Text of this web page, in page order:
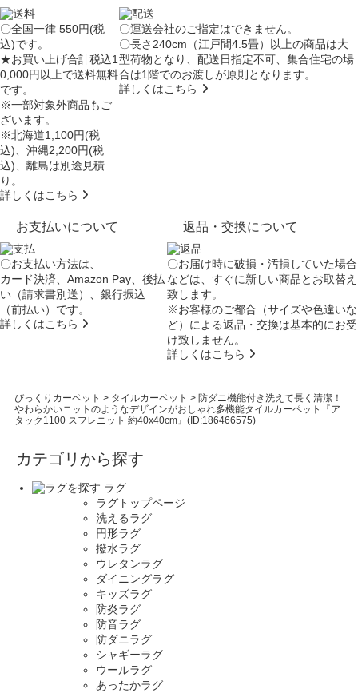
〇全国一律 550円(税
込)です。
★お買い上げ合計税込1
0,000円以上で送料無料
です。
※一部対象外商品もご
ざいます。
※北海道1,100円(税
込)、沖縄2,200円(税
込)、離島は別途見積
り。
詳しくはこちら
〇運送会社のご指定はできません。
〇長さ240cm（江戸間4.5畳）以上の商品は大
型荷物となり、配送日指定不可、集合住宅の場
合は1階でのお渡しが原則となります。
詳しくはこちら
お支払いについて
〇お支払い方法は、
カード決済、Amazon Pay、後払
い（請求書別送）、銀行振込
（前払い）です。
詳しくはこちら
返品・交換について
〇お届け時に破損・汚損していた場合
などは、すぐに新しい商品とお取替え
致します。
※お客様のご都合（サイズや色違いな
ど）による返品・交換は基本的にお受
け致しません。
詳しくはこちら
びっくりカーペット > タイルカーペット > 防ダニ機能付き洗えて長く清潔！
やわらかいニットのようなデザインがおしゃれ多機能タイルカーペット『ア
タック1100 スフレニット 約40x40cm』(ID:186466575)
カテゴリから探す
ラグ
ラグトップページ
洗えるラグ
円形ラグ
撥水ラグ
ウレタンラグ
ダイニングラグ
キッズラグ
防炎ラグ
防音ラグ
防ダニラグ
シャギーラグ
ウールラグ
あったかラグ